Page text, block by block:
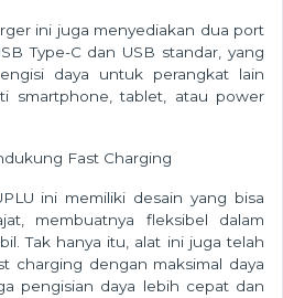
ini juga menyediakan dua port
Type-C dan USB standar, yang
daya untuk perangkat lain
smartphone, tablet, atau power
Fast Charging
ini memiliki desain yang bisa
membuatnya fleksibel dalam
Tak hanya itu, alat ini juga telah
charging dengan maksimal daya
pengisian daya lebih cepat dan